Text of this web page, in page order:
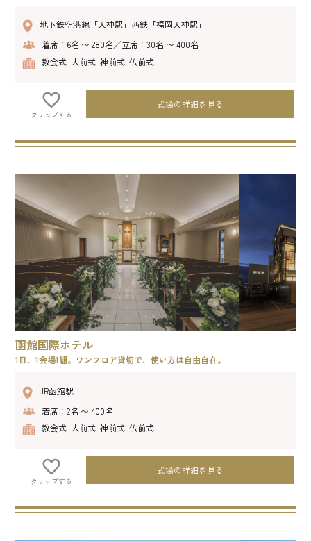
地下鉄空港線「天神駅」西鉄「福岡天神駅」
着席：6名 〜 280名／立席：30名 〜 400名
教会式 人前式 神前式 仏前式
クリップする
式場の詳細を見る
函館国際ホテル
1日、1会場1組。ワンフロア貸切で、使い方は自由自在。
JR函館駅
着席：2名 〜 400名
教会式 人前式 神前式 仏前式
クリップする
式場の詳細を見る